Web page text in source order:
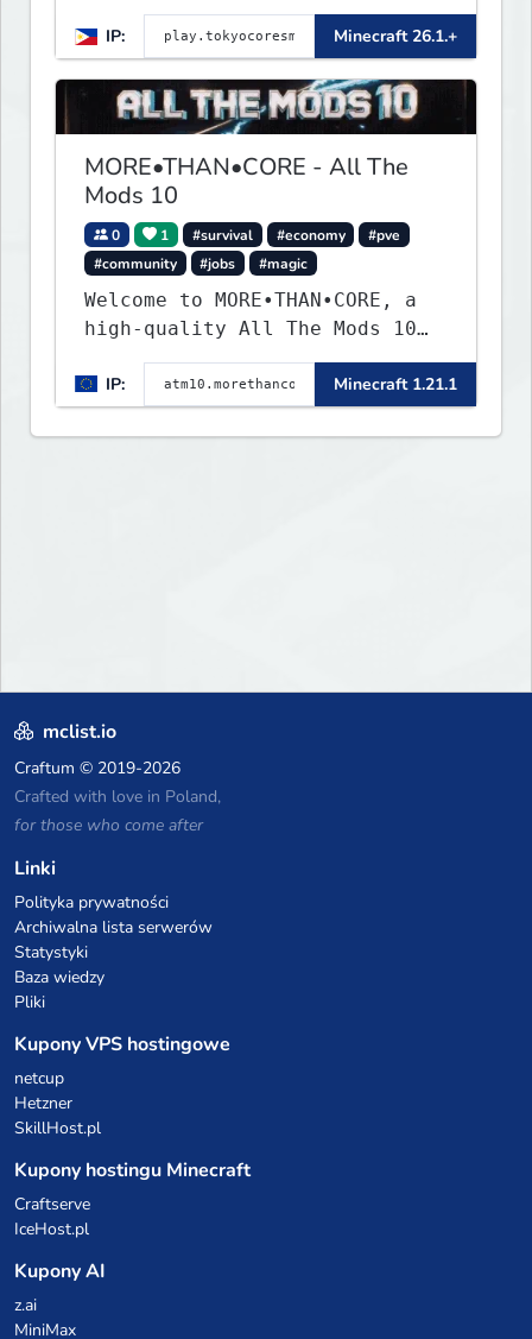
IP: Minecraft 26.1.+
MORE•THAN•CORE - All The
Mods 10
0 1 #survival #economy
#pve
#community
#jobs #magic
Welcome to MORE•THAN•CORE, a
high-quality All The Mods 10
players who want a smooth,
polished, and rewarding modded
experience.
IP: Minecraft 1.21.1
mclist.io
Craftum © 2019-2026
Crafted with love in Poland,
for those who come after
Linki
Polityka prywatności
Archiwalna lista serwerów
Statystyki
Baza wiedzy
Pliki
Kupony VPS hostingowe
netcup
Hetzner
SkillHost.pl
Kupony hostingu Minecraft
Craftserve
IceHost.pl
Kupony AI
z.ai
MiniMax